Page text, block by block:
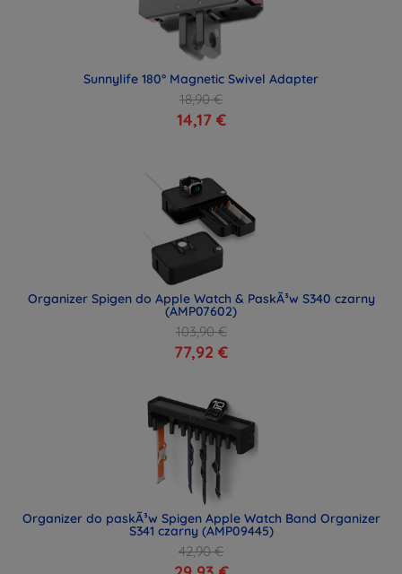
Sunnylife 180° Magnetic Swivel Adapter
18,90 €
14,17 €
Organizer Spigen do Apple Watch & PaskÃ³w S340 czarny
(AMP07602)
103,90 €
77,92 €
Organizer do paskÃ³w Spigen Apple Watch Band Organizer
S341 czarny (AMP09445)
42,90 €